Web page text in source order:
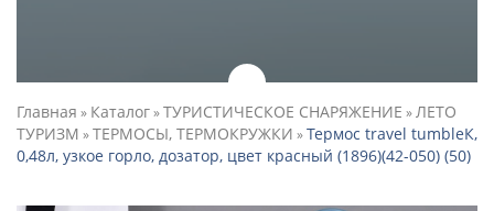
Главная » Каталог»ТУРИСТИЧЕСКОЕ СНАРЯЖЕНИЕ »ЛЕТО
ТУРИЗМ »ТЕРМОСЫ, ТЕРМОКРУЖКИ »Термос travel tumbleК,
0,48л, узкое горло, дозатор, цвет красный (1896)(42-050) (50)